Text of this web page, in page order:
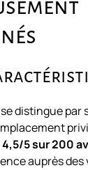
distingue par
5 sur 200
auprès des